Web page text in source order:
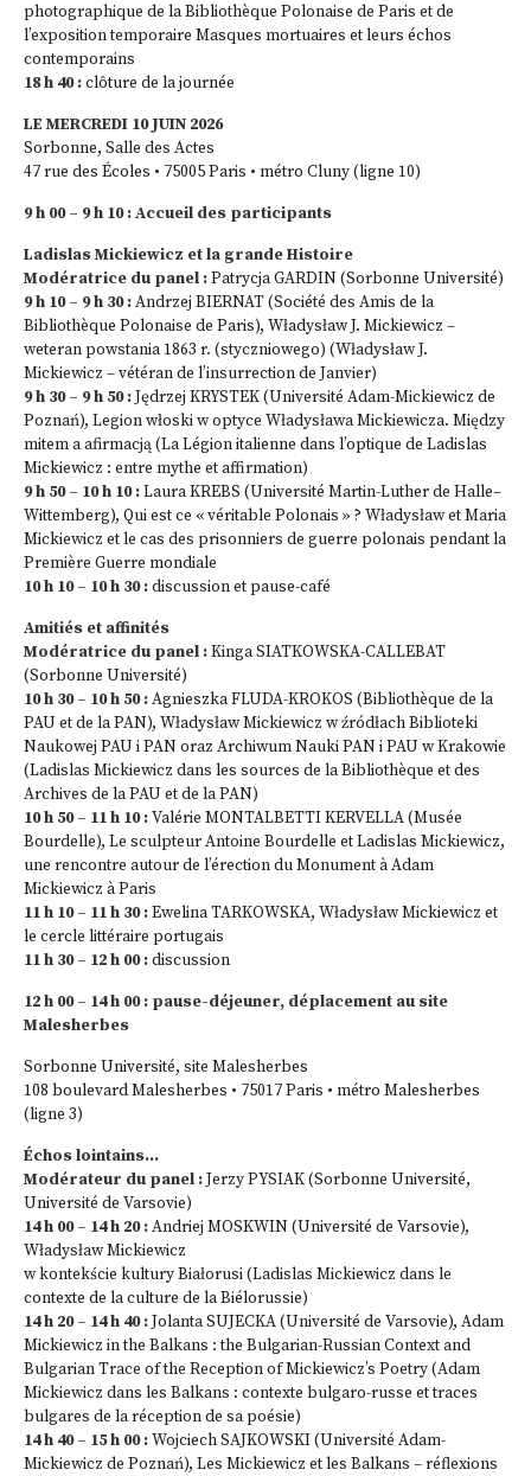
photographique de la Bibliothèque Polonaise de Paris et de
l’exposition temporaire Masques mortuaires et leurs échos
contemporains
18 h 40 :clôture de la journée
LE MERCREDI 10 JUIN 2026
Sorbonne, Salle des Actes
47 rue des Écoles • 75005 Paris • métro Cluny (ligne 10)
9 h 00 – 9 h 10 : Accueil des participants
Ladislas Mickiewicz et la grande Histoire
Modératrice du panel :Patrycja GARDIN (Sorbonne Université)
9 h 10 – 9 h 30 :Andrzej BIERNAT (Société des Amis de la
Bibliothèque Polonaise de Paris), Władysław J. Mickiewicz –
weteran powstania 1863 r. (styczniowego) (Władysław J.
Mickiewicz – vétéran de l’insurrection de Janvier)
9 h 30 – 9 h 50 :Jędrzej KRYSTEK (Université Adam-Mickiewicz de
Poznań), Legion włoski w optyce Władysława Mickiewicza. Między
mitem a afirmacją (La Légion italienne dans l’optique de Ladislas
Mickiewicz : entre mythe et affirmation)
9 h 50 – 10 h 10 :Laura KREBS (Université Martin-Luther de Halle–
Wittemberg), Qui est ce « véritable Polonais » ? Władysław et Maria
Mickiewicz et le cas des prisonniers de guerre polonais pendant la
Première Guerre mondiale
10 h 10 – 10 h 30 :discussion et pause-café
Amitiés et affinités
Modératrice du panel :Kinga SIATKOWSKA-CALLEBAT
(Sorbonne Université)
10 h 30 – 10 h 50 :Agnieszka FLUDA-KROKOS (Bibliothèque de la
PAU et de la PAN), Władysław Mickiewicz w źródłach Biblioteki
Naukowej PAU i PAN oraz Archiwum Nauki PAN i PAU w Krakowie
(Ladislas Mickiewicz dans les sources de la Bibliothèque et des
Archives de la PAU et de la PAN)
10 h 50 – 11 h 10 :Valérie MONTALBETTI KERVELLA (Musée
Bourdelle), Le sculpteur Antoine Bourdelle et Ladislas Mickiewicz,
une rencontre autour de l’érection du Monument à Adam
Mickiewicz à Paris
11 h 10 – 11 h 30 :Ewelina TARKOWSKA, Władysław Mickiewicz et
le cercle littéraire portugais
11 h 30 – 12 h 00 :discussion
12 h 00 – 14 h 00 : pause-déjeuner, déplacement au site
Malesherbes
Sorbonne Université, site Malesherbes
108 boulevard Malesherbes • 75017 Paris • métro Malesherbes
(ligne 3)
Échos lointains…
Modérateur du panel :Jerzy PYSIAK (Sorbonne Université,
Université de Varsovie)
14 h 00 – 14 h 20 :Andriej MOSKWIN (Université de Varsovie),
Władysław Mickiewicz
w kontekście kultury Białorusi (Ladislas Mickiewicz dans le
contexte de la culture de la Biélorussie)
14 h 20 – 14 h 40 :Jolanta SUJECKA (Université de Varsovie), Adam
Mickiewicz in the Balkans : the Bulgarian-Russian Context and
Bulgarian Trace of the Reception of Mickiewicz’s Poetry (Adam
Mickiewicz dans les Balkans : contexte bulgaro-russe et traces
bulgares de la réception de sa poésie)
14 h 40 – 15 h 00 :Wojciech SAJKOWSKI (Université Adam-
Mickiewicz de Poznań), Les Mickiewicz et les Balkans – réflexions